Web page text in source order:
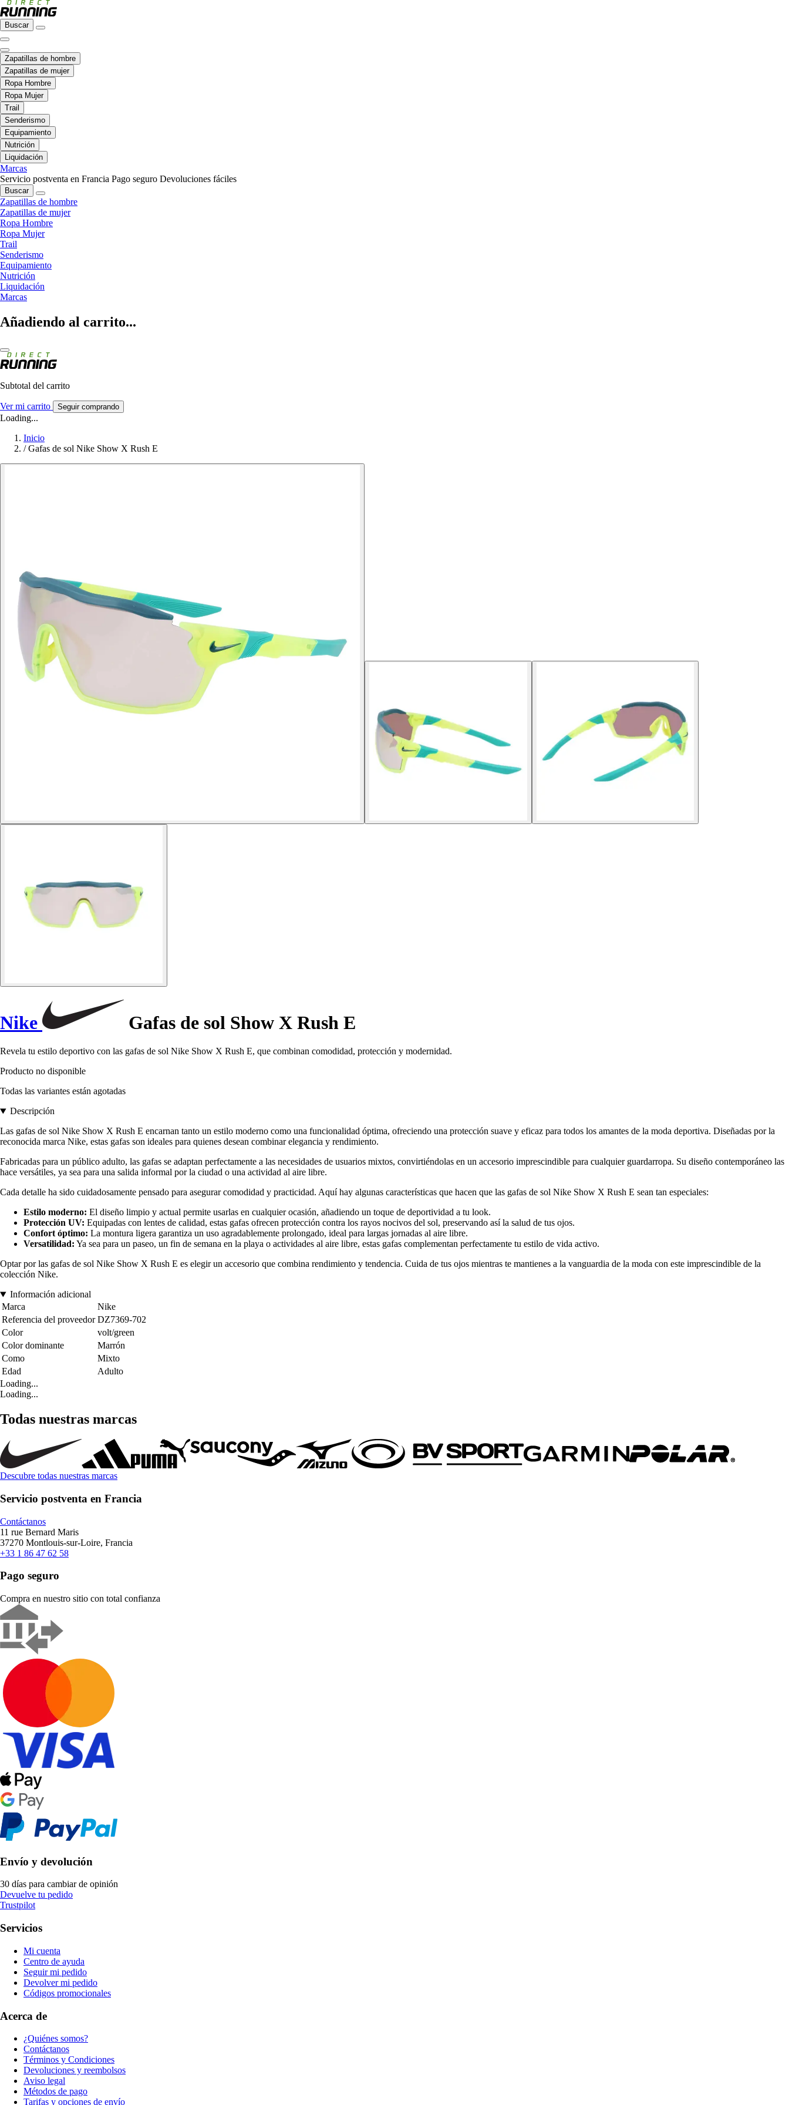
Buscar
Zapatillas de hombre
Zapatillas de mujer
Ropa Hombre
Ropa Mujer
Trail
Senderismo
Equipamiento
Nutrición
Liquidación
Marcas
Servicio postventa en Francia Pago seguro Devoluciones fáciles
Buscar
Zapatillas de hombre
Zapatillas de mujer
Ropa Hombre
Ropa Mujer
Trail
Senderismo
Equipamiento
Nutrición
Liquidación
Marcas
Añadiendo al carrito...
Subtotal del carrito
Ver mi carrito Seguir comprando
Loading...
Inicio
/ Gafas de sol Nike Show X Rush E
Nike Gafas de sol Show X Rush E
Revela tu estilo deportivo con las gafas de sol Nike Show X Rush E, que combinan comodidad, protección y modernidad.
Producto no disponible
Todas las variantes están agotadas
Descripción
Las gafas de sol Nike Show X Rush E encarnan tanto un estilo moderno como una funcionalidad óptima, ofreciendo una protección suave y eficaz para todos los amantes de la moda deportiva. Diseñadas por la
reconocida marca Nike, estas gafas son ideales para quienes desean combinar elegancia y rendimiento.
Fabricadas para un público adulto, las gafas se adaptan perfectamente a las necesidades de usuarios mixtos, convirtiéndolas en un accesorio imprescindible para cualquier guardarropa. Su diseño contemporáneo las
hace versátiles, ya sea para una salida informal por la ciudad o una actividad al aire libre.
Cada detalle ha sido cuidadosamente pensado para asegurar comodidad y practicidad. Aquí hay algunas características que hacen que las gafas de sol Nike Show X Rush E sean tan especiales:
Estilo moderno: El diseño limpio y actual permite usarlas en cualquier ocasión, añadiendo un toque de deportividad a tu look.
Protección UV: Equipadas con lentes de calidad, estas gafas ofrecen protección contra los rayos nocivos del sol, preservando así la salud de tus ojos.
Confort óptimo: La montura ligera garantiza un uso agradablemente prolongado, ideal para largas jornadas al aire libre.
Versatilidad: Ya sea para un paseo, un fin de semana en la playa o actividades al aire libre, estas gafas complementan perfectamente tu estilo de vida activo.
Optar por las gafas de sol Nike Show X Rush E es elegir un accesorio que combina rendimiento y tendencia. Cuida de tus ojos mientras te mantienes a la vanguardia de la moda con este imprescindible de la
colección Nike.
Información adicional
Marca
Nike
Referencia del proveedor DZ7369-702
Color
volt/green
Color dominante
Marrón
Como
Mixto
Edad
Adulto
Loading...
Loading...
Todas nuestras marcas
Descubre todas nuestras marcas
Servicio postventa en Francia
Contáctanos
11 rue Bernard Maris
37270 Montlouis-sur-Loire, Francia
+33 1 86 47 62 58
Pago seguro
Compra en nuestro sitio con total confianza
Envío y devolución
30 días para cambiar de opinión
Devuelve tu pedido
Trustpilot
Servicios
Mi cuenta
Centro de ayuda
Seguir mi pedido
Devolver mi pedido
Códigos promocionales
Acerca de
¿Quiénes somos?
Contáctanos
Términos y Condiciones
Devoluciones y reembolsos
Aviso legal
Métodos de pago
Tarifas y opciones de envío